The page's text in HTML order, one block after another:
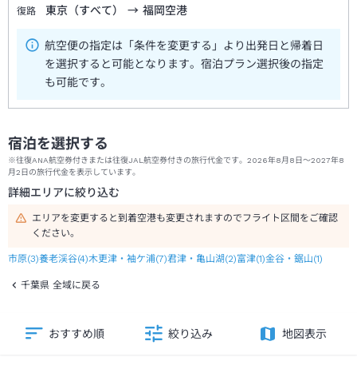
復路 東京（すべて） → 福岡空港
航空便の指定は「条件を変更する」より出発日と帰着日
を選択すると可能となります。宿泊プラン選択後の指定
も可能です。
宿泊を選択する
※往復ANA航空券付きまたは往復JAL航空券付きの旅行代金です。2026年8月8日～2027年8
月2日の旅行代金を表示しています。
詳細エリアに絞り込む
エリアを変更すると到着空港も変更されますのでフライト区間をご確認
ください。
市原(3)養老渓谷(4)木更津・袖ケ浦(7)君津・亀山湖(2)富津(1)金谷・鋸山(1)
千葉県 全域に戻る
おすすめ順 絞り込み 地図表示